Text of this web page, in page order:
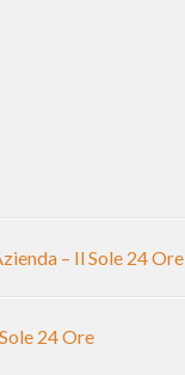
– Il Sole 24 Ore
24 Ore